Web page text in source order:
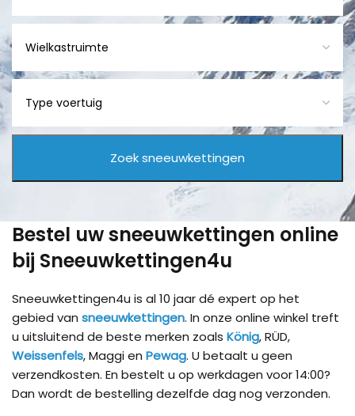
Bestel uw sneeuwkettingen online
bij Sneeuwkettingen4u
Sneeuwkettingen4u is al 10 jaar dé expert op het
gebied van sneeuwkettingen. In onze online winkel treft
u uitsluitend de beste merken zoals König, RÜD,
Weissenfels, Maggi en Pewag. U betaalt u geen
verzendkosten. En bestelt u op werkdagen voor 14:00?
Dan wordt de bestelling dezelfde dag nog verzonden.